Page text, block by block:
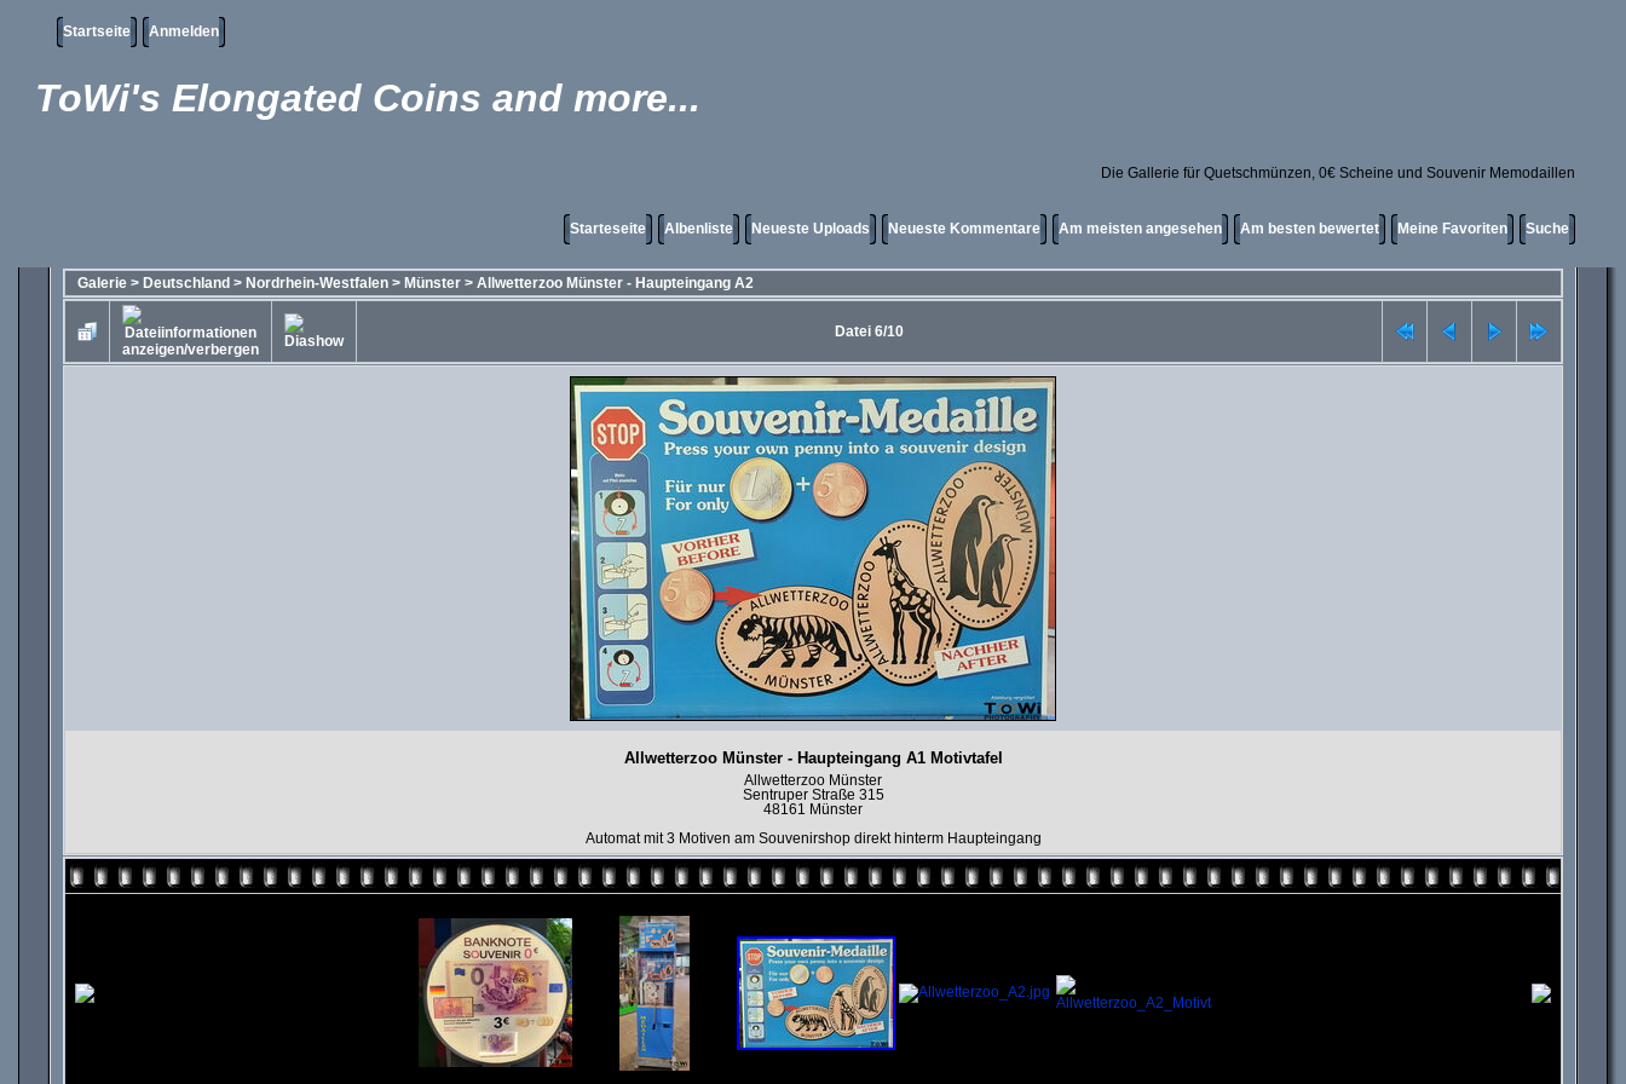
Startseite Anmelden
ToWi's Elongated Coins and more...
Die Gallerie für Quetschmünzen, 0€ Scheine und Souvenir Memodaillen
Starteseite Albenliste Neueste Uploads Neueste Kommentare Am meisten angesehen Am besten bewertet Meine Favoriten Suche
Galerie > Deutschland > Nordrhein-Westfalen > Münster > Allwetterzoo Münster - Haupteingang A2
Datei 6/10
Allwetterzoo Münster - Haupteingang A1 Motivtafel
Allwetterzoo Münster
Sentruper Straße 315
48161 Münster
Automat mit 3 Motiven am Souvenirshop direkt hinterm Haupteingang